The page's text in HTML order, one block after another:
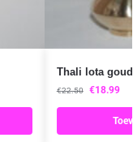
Thali lota
€22.50 €18.99